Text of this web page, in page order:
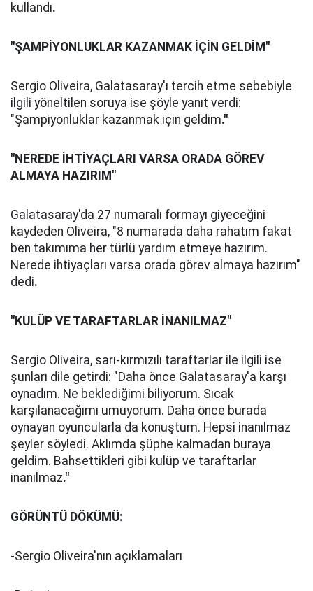
kullandı.
"ŞAMPİYONLUKLAR KAZANMAK İÇİN GELDİM"
Sergio Oliveira, Galatasaray'ı tercih etme sebebiyle
ilgili yöneltilen soruya ise şöyle yanıt verdi:
"Şampiyonluklar kazanmak için geldim."
"NEREDE İHTİYAÇLARI VARSA ORADA GÖREV
ALMAYA HAZIRIM"
Galatasaray'da 27 numaralı formayı giyeceğini
kaydeden Oliveira, "8 numarada daha rahatım fakat
ben takımıma her türlü yardım etmeye hazırım.
Nerede ihtiyaçları varsa orada görev almaya hazırım"
dedi.
"KULÜP VE TARAFTARLAR İNANILMAZ"
Sergio Oliveira, sarı-kırmızılı taraftarlar ile ilgili ise
şunları dile getirdi: "Daha önce Galatasaray'a karşı
oynadım. Ne beklediğimi biliyorum. Sıcak
karşılanacağımı umuyorum. Daha önce burada
oynayan oyuncularla da konuştum. Hepsi inanılmaz
şeyler söyledi. Aklımda şüphe kalmadan buraya
geldim. Bahsettikleri gibi kulüp ve taraftarlar
inanılmaz."
GÖRÜNTÜ DÖKÜMÜ:
-Sergio Oliveira'nın açıklamaları